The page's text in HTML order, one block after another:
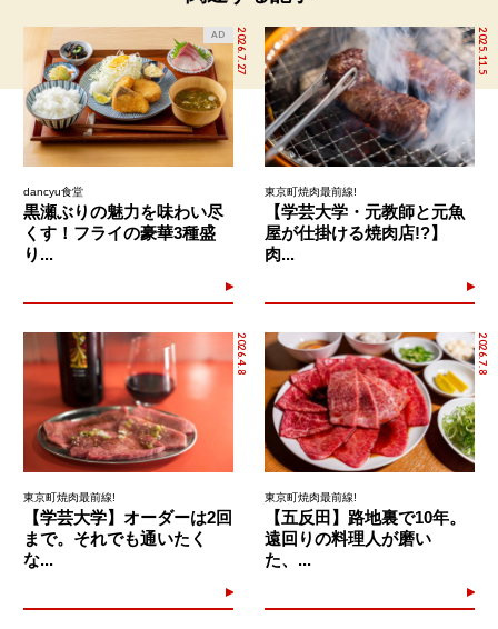
2026.7.27
AD
dancyu食堂
黒瀬ぶりの魅力を味わい尽
くす！フライの豪華3種盛
り...
2025.11.5
東京町焼肉最前線!
【学芸大学・元教師と元魚
屋が仕掛ける焼肉店!?】
肉...
2026.4.8
東京町焼肉最前線!
【学芸大学】オーダーは2回
まで。それでも通いたく
な...
2026.7.8
東京町焼肉最前線!
【五反田】路地裏で10年。
遠回りの料理人が磨い
た、...